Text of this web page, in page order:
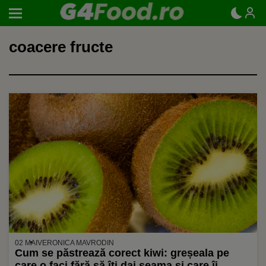
coacere fructe
02 MAI VERONICA MAVRODIN
Cum se păstrează corect kiwi: greșeala pe